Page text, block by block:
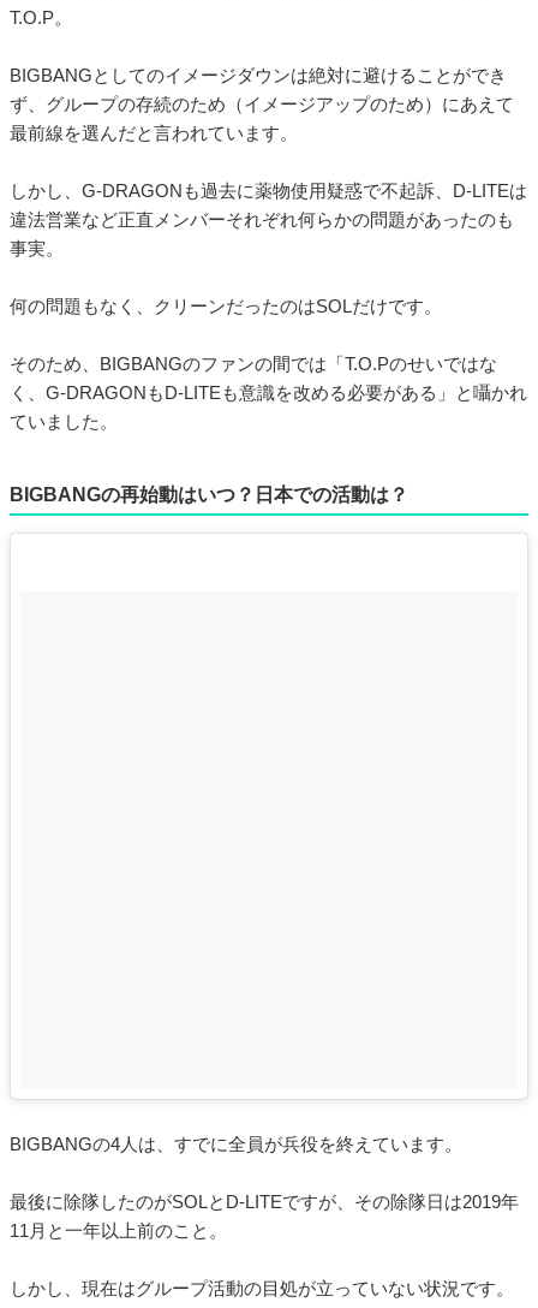
T.O.P。
BIGBANGとしてのイメージダウンは絶対に避けることができ
ず、グループの存続のため（イメージアップのため）にあえて
最前線を選んだと言われています。
しかし、G-DRAGONも過去に薬物使用疑惑で不起訴、D-LITEは
違法営業など正直メンバーそれぞれ何らかの問題があったのも
事実。
何の問題もなく、クリーンだったのはSOLだけです。
そのため、BIGBANGのファンの間では「T.O.Pのせいではな
く、G-DRAGONもD-LITEも意識を改める必要がある」と囁かれ
ていました。
BIGBANGの再始動はいつ？日本での活動は？
BIGBANGの4人は、すでに全員が兵役を終えています。
最後に除隊したのがSOLとD-LITEですが、その除隊日は2019年
11月と一年以上前のこと。
しかし、現在はグループ活動の目処が立っていない状況です。